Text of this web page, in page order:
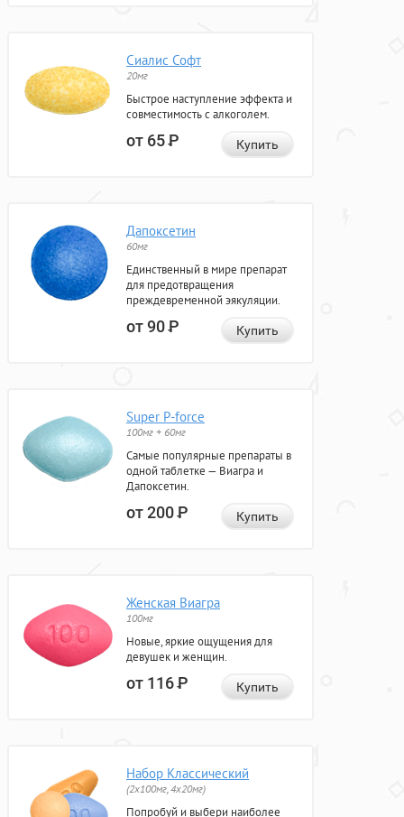
Сиалис Софт
20мг
Быстрое наступление эффекта и
совместимость с алкоголем.
от 65Р Купить
Дапоксетин
60мг
Единственный в мире препарат
для предотвращения
преждевременной эякуляции.
от 90Р Купить
Super P-force
100мг + 60мг
Самые популярные препараты в
одной таблетке — Виагра и
Дапоксетин.
от 200Р Купить
Женская Виагра
100мг
Новые, яркие ощущения для
девушек и женщин.
от 116Р Купить
Набор Классический
(2x100мг, 4x20мг)
Попробуй и выбери наиболее